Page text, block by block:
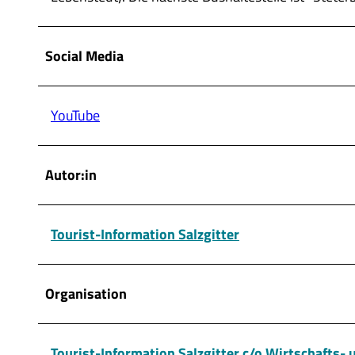
Social Media
YouTube
Autor:in
Tourist-Information Salzgitter
Organisation